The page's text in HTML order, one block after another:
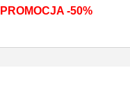
PROMOCJA -50%